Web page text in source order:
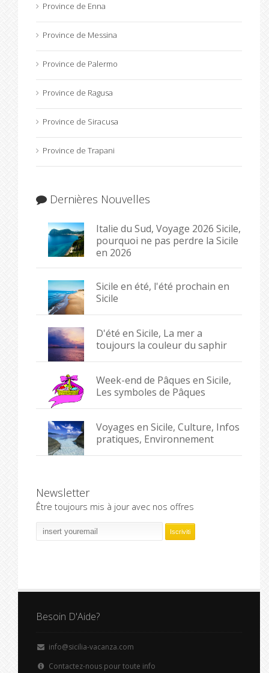
Province de Enna
Province de Messina
Province de Palermo
Province de Ragusa
Province de Siracusa
Province de Trapani
Dernières Nouvelles
Italie du Sud, Voyage 2026 Sicile,
pourquoi ne pas perdre la Sicile
en 2026
Sicile en été, l'été prochain en
Sicile
D'été en Sicile, La mer a
toujours la couleur du saphir
Week-end de Pâques en Sicile,
Les symboles de Pâques
Voyages en Sicile, Culture, Infos
pratiques, Environnement
Newsletter
Être toujours mis à jour avec nos offres
Besoin D'Aide?
info@sicilia-vacanza.com
Contactez-nous pour toute info